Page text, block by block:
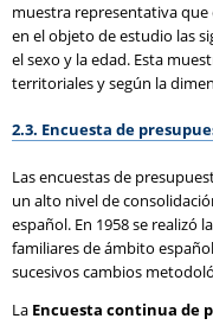
muestra representativa
en el objeto de estudio las
el sexo y la edad. Esta
territoriales y según la
2.3. Encuesta de
Las encuestas de
un alto nivel de
español. En 1958 se realizó
familiares de ámbito
sucesivos cambios
La Encuesta continua de